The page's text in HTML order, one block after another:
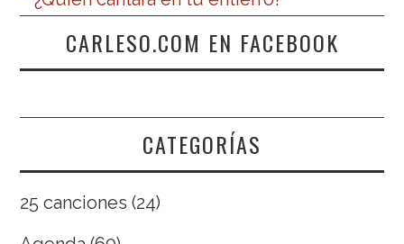
CARLESO.COM EN FACEBOOK
CATEGORÍAS
25 canciones (24)